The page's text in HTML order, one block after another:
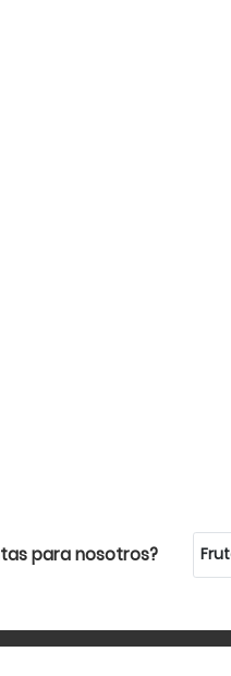
para nosotros?